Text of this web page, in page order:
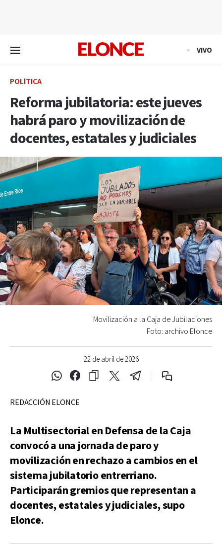
VIVO
POLÍTICA
Reforma jubilatoria: este jueves
habrá paro y movilización de
docentes, estatales y judiciales
22 de abril de 2026
Movilización a la Caja de Jubilaciones
Foto: archivo Elonce
REDACCIÓN ELONCE
La Multisectorial en Defensa de la Caja
convocó a una jornada de paro y
movilización en rechazo a cambios en el
sistema jubilatorio entrerriano.
Participarán gremios que representan a
docentes, estatales y judiciales, supo
Elonce.